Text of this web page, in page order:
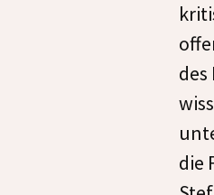
die